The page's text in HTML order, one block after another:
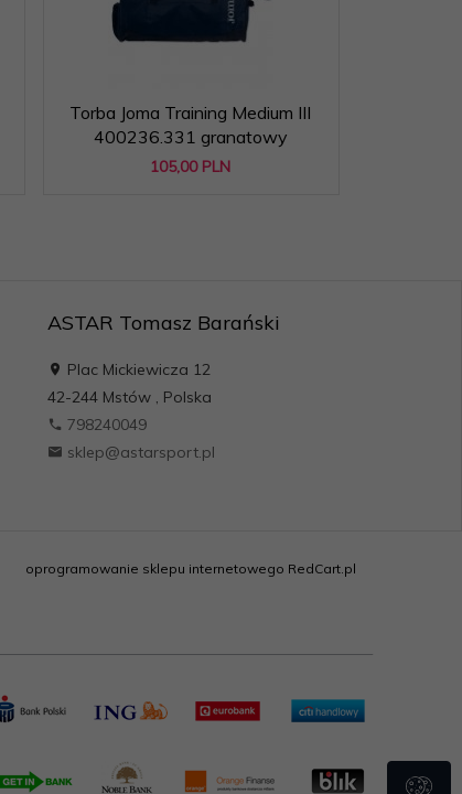
Torba Joma Training Medium III
400236.331 granatowy
105,00 PLN
ASTAR Tomasz Barański
Plac Mickiewicza 12
42-244 Mstów, Polska
798240049
sklep@astarsport.pl
oprogramowanie sklepu internetowego RedCart.pl